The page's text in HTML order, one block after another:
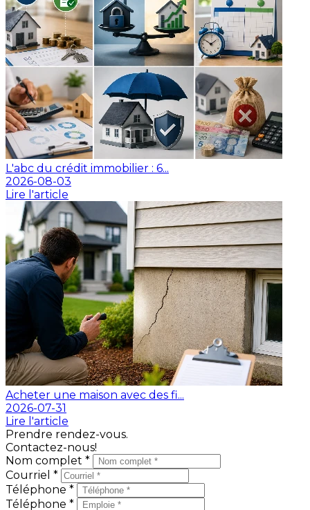
L'abc du crédit immobilier : 6...
2026-08-03
Lire l'article
Acheter une maison avec des fi...
2026-07-31
Lire l'article
Prendre rendez-vous.
Contactez-nous!
Nom complet *
Courriel *
Téléphone *
Téléphone *